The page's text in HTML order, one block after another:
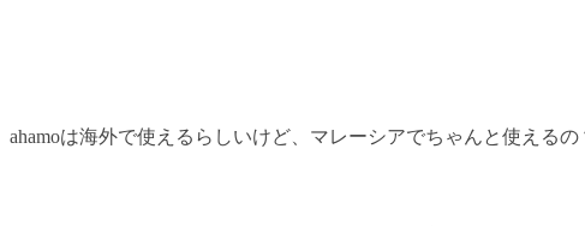
ahamoは海外で使えるらしいけど、マレーシアでちゃんと使えるの